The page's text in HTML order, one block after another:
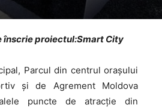
înscrie proiectul:Smart City
Parcul din centrul orașului
și de Agrement Moldova
puncte de atracție din